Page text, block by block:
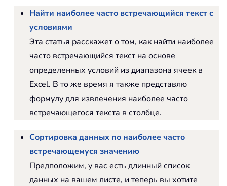
Найти наиболее часто встречающийся текст с
условиями
Эта статья расскажет о том, как найти наиболее
часто встречающийся текст на основе
определенных условий из диапазона ячеек в
Excel. В то же время я также представлю
формулу для извлечения наиболее часто
встречающегося текста в столбце.
Сортировка данных по наиболее часто
встречающемуся значению
Предположим, у вас есть длинный список
данных на вашем листе, и теперь вы хотите